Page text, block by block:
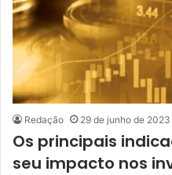
Redação 29 de junho de 2023
Os principais
seu impacto nos